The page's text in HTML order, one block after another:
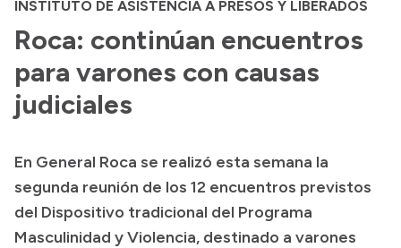
Referentes de prensa
Archivo de noticias
Transparencia
Boletín Oficial
Compras y licitaciones
Consulta de expedientes
INSTITUTO DE ASISTENCIA A PRESOS Y LIBERADOS
Roca: continúan encuentros
para varones con causas
judiciales
En General Roca se realizó esta semana la
segunda reunión de los 12 encuentros previstos
del Dispositivo tradicional del Programa
Masculinidad y Violencia, destinado a varones